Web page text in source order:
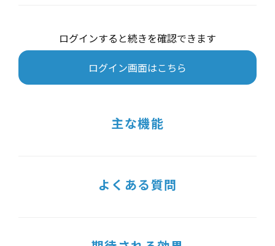
ログインすると続きを確認できます
ログイン画面はこちら
主な機能
よくある質問